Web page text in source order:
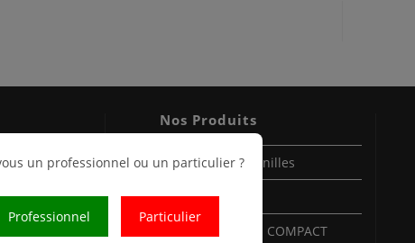
Nos Produits
Mini-Pelles à chenilles
Pelles à chenilles
Pelles à chenilles COMPACT
un professionnel ou un particulier ?
Professionnel Particulier